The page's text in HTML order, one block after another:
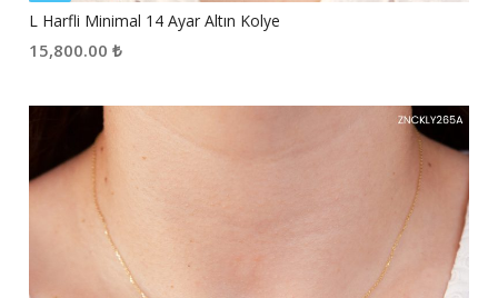
L Harfli Minimal 14 Ayar Altın Kolye
15,800.00 ₺